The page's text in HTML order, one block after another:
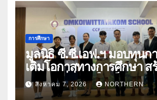
การศึกษา
มูลนิธิ ซี.ซี.เอฟ.ฯ มอบทุนก
เติมโอกาสทางการศึกษา ส
อนาคตที่มั่นคงให้เด็กและเ
ด้อยโอกาส
สิงหาคม 7, 2026 NORTHERN